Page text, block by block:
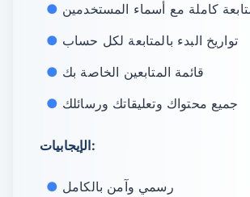
كاملة مع أسماء المستخدمين
تواريخ البدء بالمتابعة لكل حساب
قائمة المتابعين الخاصة بك
جميع محتواك وتعليقاتك ورسائلك
الإيجابيات:
رسمي وآمن بالكامل